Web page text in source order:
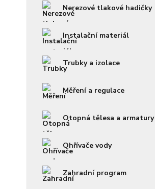
Nerezové tlakové hadičky
Instalační materiál
Trubky a izolace
Měření a regulace
Otopná tělesa a armatury
Ohřívače vody
Zahradní program